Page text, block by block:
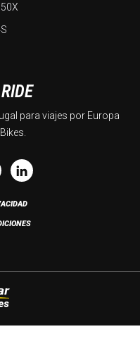
para viajes por Europa